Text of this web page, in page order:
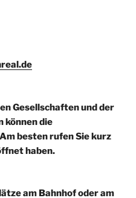
Gesellschaften und der
können die
besten rufen Sie kurz
haben.
am Bahnhof oder am